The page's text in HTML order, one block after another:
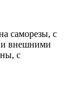
саморезы, с
и внешними
с